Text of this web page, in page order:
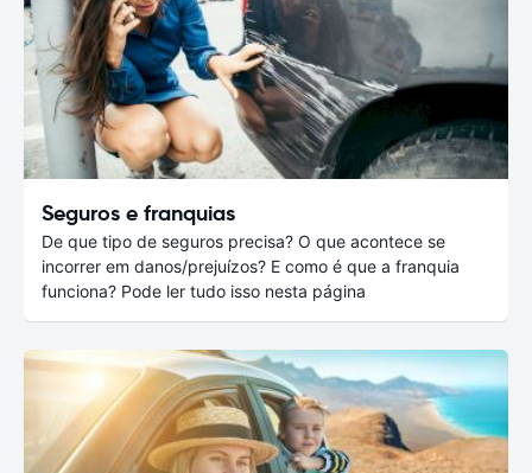
Seguros e franquias
De que tipo de seguros precisa? O que acontece se
incorrer em danos/prejuízos? E como é que a franquia
funciona? Pode ler tudo isso nesta página